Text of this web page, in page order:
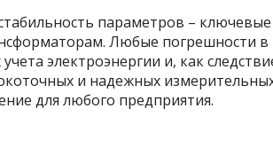
параметров –
Любые погрешности в
электроэнергии и, как
и надежных
для любого предприятия.